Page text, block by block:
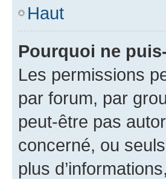
Haut
Pourquoi ne
Les permissions
par forum, par
peut-être pas
concerné, ou
plus